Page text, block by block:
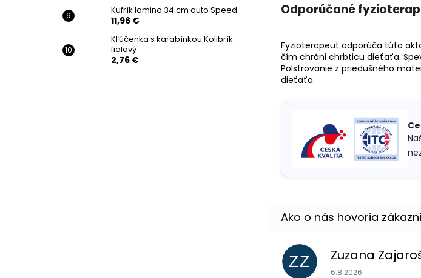
Kufrík lamino 34 cm auto Speed
11,96 €
Kľúčenka s karabínkou Kolibrík
fialový
2,76 €
Odporúčané
Fyzioterapeut odporúča túto
čím chráni chrbticu dieťaťa.
Polstrovanie z priedušného
dieťaťa.
ZZ Zuzana
Hodnotenie obchodu
6.8.2026